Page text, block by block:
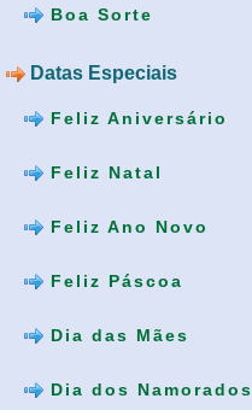
Boa Sorte
Datas Especiais
Feliz Aniversário
Feliz Natal
Feliz Ano Novo
Feliz Páscoa
Dia das Mães
Dia dos Namorados